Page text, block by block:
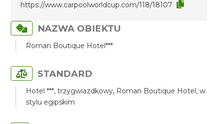
https://www.carpoolworldcup.com/118/18107
NAZWA OBIEKTU
Roman Boutique Hotel***
STANDARD
Hotel ***, trzygwiazdkowy, Roman Boutique Hotel, w
stylu egipskim